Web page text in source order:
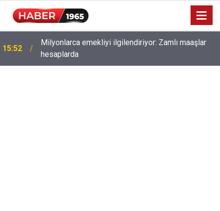
15:52
Milyonlarca emekliyi ilgilendiriyor: Zamlı maaşlar
hesaplarda